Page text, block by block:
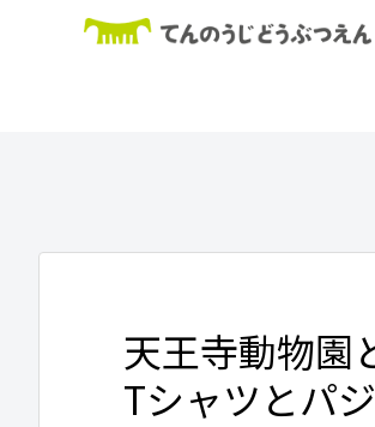
天王寺動物園
Tシャツとパ